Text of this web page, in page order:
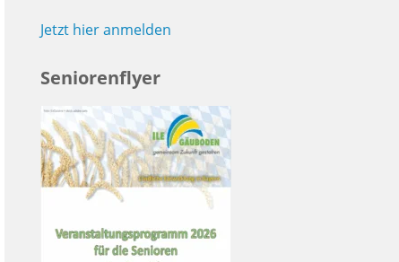
Jetzt hier anmelden
Seniorenflyer